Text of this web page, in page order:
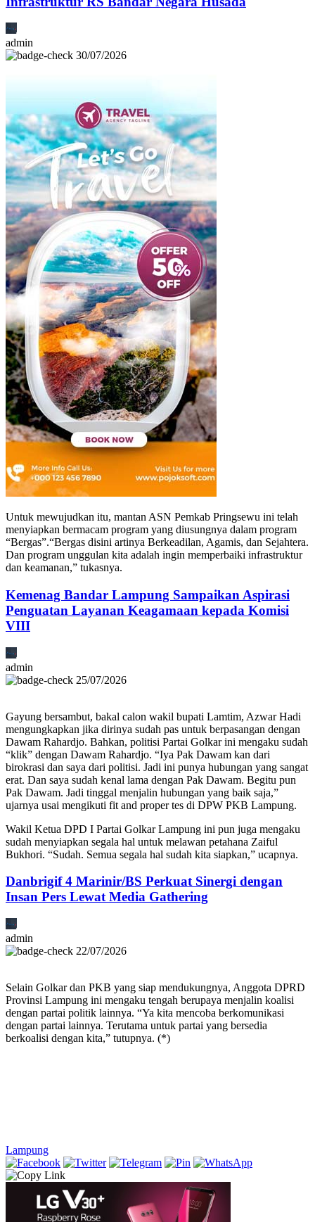
admin
30/07/2026
Untuk mewujudkan itu, mantan ASN Pemkab Pringsewu ini telah
menyiapkan bermacam program yang diusungnya dalam program
“Bergas”.“Bergas disini artinya Berkeadilan, Agamis, dan Sejahtera.
Dan program unggulan kita adalah ingin memperbaiki infrastruktur
dan keamanan,” tukasnya.
Kemenag Bandar Lampung Sampaikan Aspirasi
Penguatan Layanan Keagamaan kepada Komisi
VIII
admin
25/07/2026
Gayung bersambut, bakal calon wakil bupati Lamtim, Azwar Hadi
mengungkapkan jika dirinya sudah pas untuk berpasangan dengan
Dawam Rahardjo. Bahkan, politisi Partai Golkar ini mengaku sudah
“klik” dengan Dawam Rahardjo. “Iya Pak Dawam kan dari
birokrasi dan saya dari politisi. Jadi ini punya hubungan yang sangat
erat. Dan saya sudah kenal lama dengan Pak Dawam. Begitu pun
Pak Dawam. Jadi tinggal menjalin hubungan yang baik saja,”
ujarnya usai mengikuti fit and proper tes di DPW PKB Lampung.
Wakil Ketua DPD I Partai Golkar Lampung ini pun juga mengaku
sudah menyiapkan segala hal untuk melawan petahana Zaiful
Bukhori. “Sudah. Semua segala hal sudah kita siapkan,” ucapnya.
Danbrigif 4 Marinir/BS Perkuat Sinergi dengan
Insan Pers Lewat Media Gathering
admin
22/07/2026
Selain Golkar dan PKB yang siap mendukungnya, Anggota DPRD
Provinsi Lampung ini mengaku tengah berupaya menjalin koalisi
dengan partai politik lainnya. “Ya kita mencoba berkomunikasi
dengan partai lainnya. Terutama untuk partai yang bersedia
berkoalisi dengan kita,” tutupnya. (*)
Lampung